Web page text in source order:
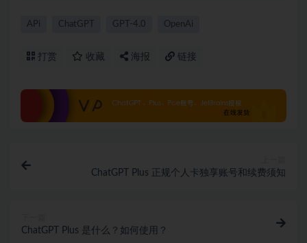
APi ChatGPT GPT-4.0 OpenAi
打赏 收藏 海报 链接
ChatGPT Plus 正规个人卡独享账号和续费须知
ChatGPT Plus 是什么？如何使用？